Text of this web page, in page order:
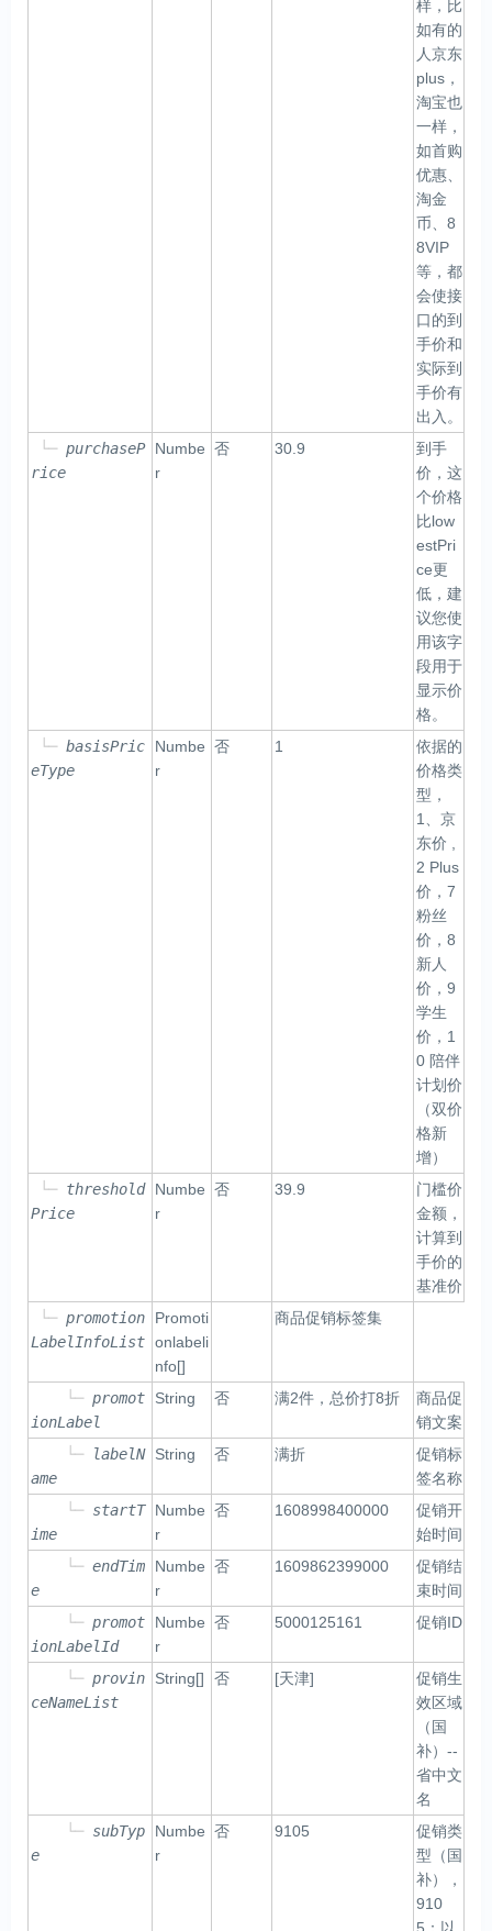
样，比
如有的
人京东
plus，
淘宝也
一样，
如首购
优惠、
淘金
币、8
8VIP
等，都
会使接
口的到
手价和
实际到
手价有
出入。
└─ purchaseP
rice
Numbe
r
否 30.9
到手
价，这
个价格
比low
estPri
ce更
低，建
议您使
用该字
段用于
显示价
格。
└─ basisPric
eType
Numbe
r
否 1
依据的
价格类
型，
1、京
东价 ,
2 Plus
价，7
粉丝
价，8
新人
价，9
学生
价，1
0 陪伴
计划价
（双价
格新
增）
└─ threshold
Price
Numbe
r
否 39.9
门槛价
金额，
计算到
手价的
基准价
└─ promotion
LabelInfoList
Promoti
onlabeli
nfo[]
商品促销标签集
└─ promot
ionLabel
String 否 满2件，总价打8折
商品促
销文案
└─
labelN
ame
String 否 满折
促销标
签名称
└─ startT
ime
Numbe
r
否 1608998400000
促销开
始时间
└─ endTim
e
Numbe
r
否 1609862399000
促销结
束时间
└─ promot
ionLabelId
Numbe
r
否 5000125161 促销ID
└─ provin
ceNameList
String[] 否 [天津]
促销生
效区域
（国
补）--
省中文
名
└─ subTyp
e
Numbe
r
否 9105
促销类
型（国
补），
910